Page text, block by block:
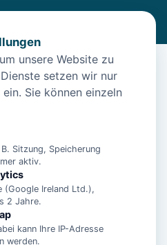
in Norden
by Interhome
unsere Website zu
setzen wir nur
Sie können einzeln
Sitzung, Speicherung
aktiv.
(Google Ireland Ltd.),
2 Jahre.
kann Ihre IP-Adresse
werden.